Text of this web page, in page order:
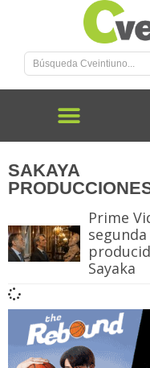
SAKAYA
Prime
segunda
Sayaka